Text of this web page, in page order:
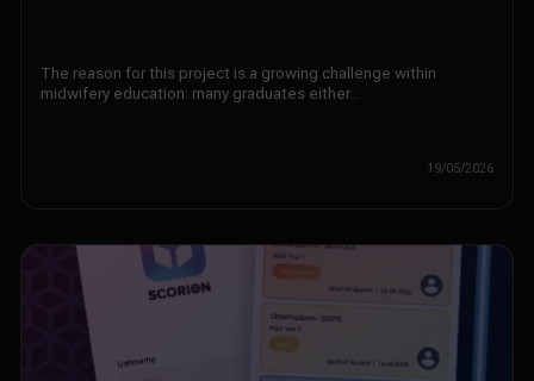
19/05/2026
The reason for this project is a growing challenge within
midwifery education: many graduates either…